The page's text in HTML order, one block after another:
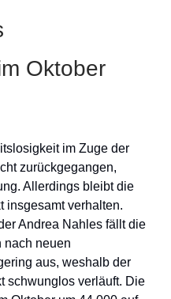
Oktober
im Zuge der
zurückgegangen,
Allerdings bleibt die
insgesamt verhalten.
Andrea Nahles fällt die
nach neuen
aus, weshalb der
schwunglos verläuft. Die